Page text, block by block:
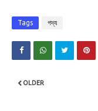
Tags গদ্য
OLDER